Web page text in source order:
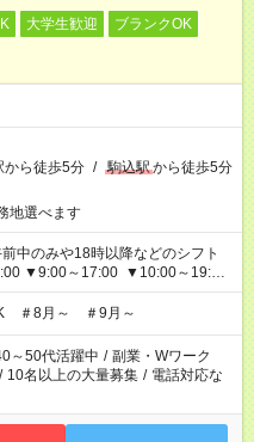
大学生歓迎
ブランクOK
から徒歩5分 / 駒込駅から徒歩5分
地選べます
中のみや18時以降などのシフト
＃8月～ ＃9月～
～50代活躍中 / 副業・Wワーク
/ 10名以上の大量募集 / 電話対応な